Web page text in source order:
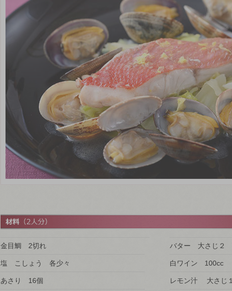
金目鯛 2切れ
塩 こしょう 各少々
あさり 16個
バター 大さじ２
白ワイン 100cc
レモン汁 大さじ１